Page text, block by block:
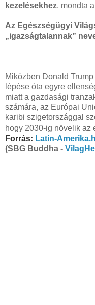
kezelésekhez, mondta
Az Egészségügyi
„igazságtalannak”
Miközben Donald
lépése óta egyre
miatt a gazdasági
számára, az Európai
karibi szigetországgal
hogy 2030-ig növelik az
Forrás: Latin-
(SBG Buddha -